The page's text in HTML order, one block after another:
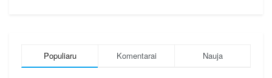
Populiaru Komentarai Nauja